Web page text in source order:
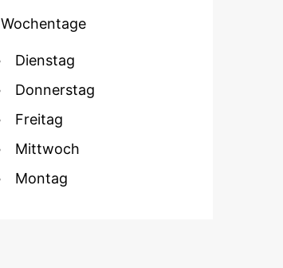
Wochentage
Dienstag
Donnerstag
Freitag
Mittwoch
Montag